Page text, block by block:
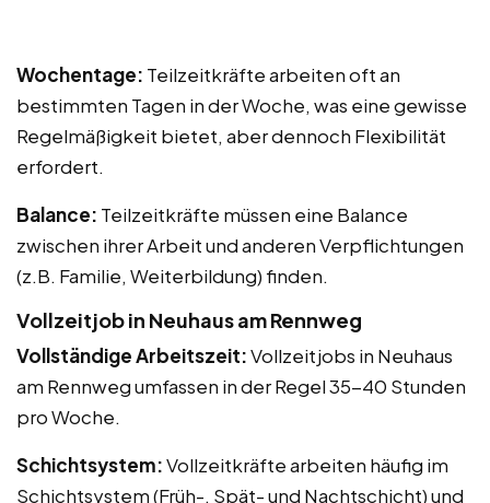
Wochentage: Teilzeitkräfte arbeiten oft an
bestimmten Tagen in der Woche, was eine gewisse
Regelmäßigkeit bietet, aber dennoch Flexibilität
erfordert.
Balance: Teilzeitkräfte müssen eine Balance
zwischen ihrer Arbeit und anderen Verpflichtungen
(z.B. Familie, Weiterbildung) finden.
Vollzeitjob in Neuhaus am Rennweg
Vollständige Arbeitszeit:Vollzeitjobs in Neuhaus
am Rennweg umfassen in der Regel 35-40 Stunden
pro Woche.
Schichtsystem:Vollzeitkräfte arbeiten häufig im
Schichtsystem (Früh-, Spät- und Nachtschicht) und